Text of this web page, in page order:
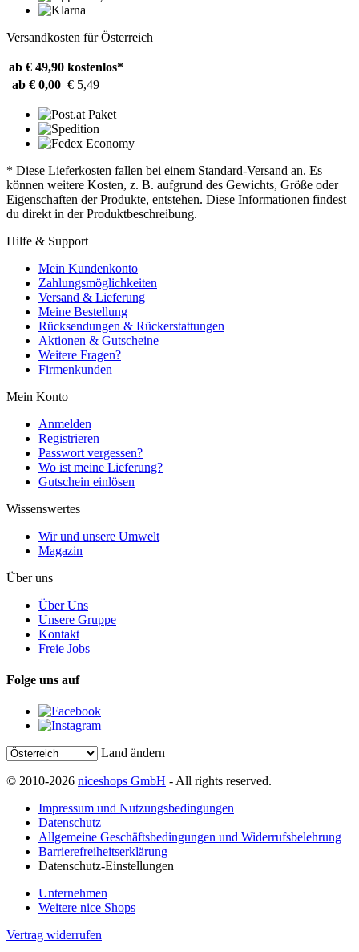
Versandkosten für Österreich
ab € 49,90 kostenlos*
ab € 0,00 € 5,49
* Diese Lieferkosten fallen bei einem Standard-Versand an. Es
können weitere Kosten, z. B. aufgrund des Gewichts, Größe oder
Eigenschaften der Produkte, entstehen. Diese Informationen findest
du direkt in der Produktbeschreibung.
Hilfe & Support
Mein Kundenkonto
Zahlungsmöglichkeiten
Versand & Lieferung
Meine Bestellung
Rücksendungen & Rückerstattungen
Aktionen & Gutscheine
Weitere Fragen?
Firmenkunden
Mein Konto
Anmelden
Registrieren
Passwort vergessen?
Wo ist meine Lieferung?
Gutschein einlösen
Wissenswertes
Wir und unsere Umwelt
Magazin
Über uns
Über Uns
Unsere Gruppe
Kontakt
Freie Jobs
Folge uns auf
Land ändern
© 2010-2026 niceshops GmbH - All rights reserved.
Impressum und Nutzungsbedingungen
Datenschutz
Allgemeine Geschäftsbedingungen und Widerrufsbelehrung
Barrierefreiheitserklärung
Datenschutz-Einstellungen
Unternehmen
Weitere nice Shops
Vertrag widerrufen